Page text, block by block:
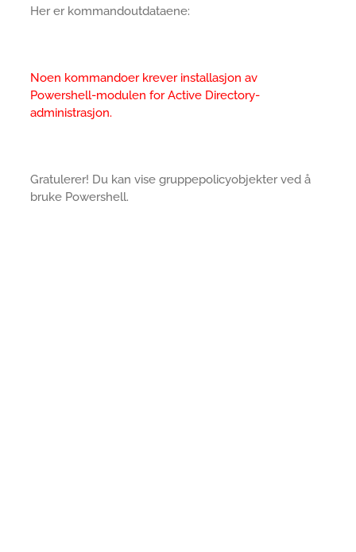
Her er kommandoutdataene:
Noen kommandoer krever installasjon av
Powershell-modulen for Active Directory-
administrasjon.
Gratulerer! Du kan vise gruppepolicyobjekter ved å
bruke Powershell.